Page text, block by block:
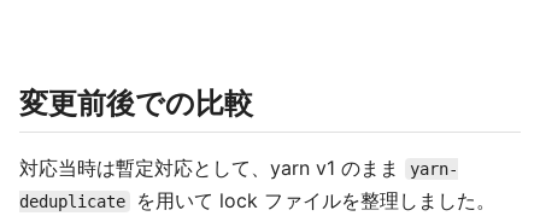
変更前後での比較
対応当時は暫定対応として、yarn v1 のまま
yarn-
deduplicate
を用いて lock ファイルを整理しました。